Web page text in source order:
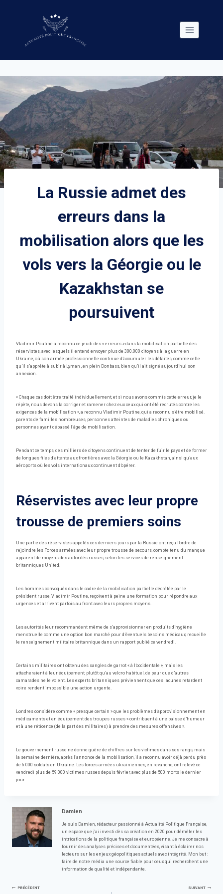
La Russie admet des
erreurs dans la
mobilisation alors que les
vols vers la Géorgie ou le
Kazakhstan se
poursuivent
Vladimir Poutine a reconnu ce jeudi des « erreurs » dans la mobilisation partielle des
réservistes, avec lesquels il entend envoyer plus de 300.000 citoyens à la guerre en
Ukraine, où son armée professionnelle continue d’accumuler les défaites, comme celle
qu’il s’apprête à subir à Lyman , en plein Donbass, bien qu’il ait signé aujourd’hui son
annexion.
« Chaque cas doit être traité individuellement, et si nous avons commis cette erreur, je le
répète, nous devons la corriger et ramener chez eux ceux qui ont été recrutés contre les
exigences de la mobilisation », a reconnu Vladimir Poutine, qui a reconnu s’être mobilisé.
parents de familles nombreuses, personnes atteintes de maladies chroniques ou
personnes ayant dépassé l’âge de mobilisation.
Pendant ce temps, des milliers de citoyens continuent de tenter de fuir le pays et de former
de longues files d’attente aux frontières avec la Géorgie ou le Kazakhstan, ainsi qu’aux
aéroports où les vols internationaux continuent d’opérer.
Réservistes avec leur propre
trousse de premiers soins
Une partie des réservistes appelés ces derniers jours par la Russie ont reçu l’ordre de
rejoindre les Forces armées avec leur propre trousse de secours, compte tenu du manque
apparent de moyens des autorités russes, selon les services de renseignement
britanniques United.
Les hommes convoqués dans le cadre de la mobilisation partielle décrétée par le
président russe, Vladimir Poutine, reçoivent à peine une formation pour répondre aux
urgences et arrivent parfois au front avec leurs propres moyens.
Les autorités leur recommandent même de s’approvisionner en produits d’hygiène
menstruelle comme une option bon marché pour d’éventuels besoins médicaux, recueille
le renseignement militaire britannique dans un rapport publié ce vendredi.
Certains militaires ont obtenu des sangles de garrot « à l’occidentale », mais les
attacheraient à leur équipement, plutôt qu’au velcro habituel, de peur que d’autres
camarades ne le volent. Les experts britanniques préviennent que ces lacunes retardent
voire rendent impossible une action urgente.
Londres considère comme « presque certain » que les problèmes d’approvisionnement en
médicaments et en équipement des troupes russes « contribuent à une baisse d’humeur
et à une réticence (de la part des militaires) à prendre des mesures offensives ».
Le gouvernement russe ne donne guère de chiffres sur les victimes dans ses rangs, mais
la semaine dernière, après l’annonce de la mobilisation, il a reconnu avoir déjà perdu près
de 6 000 soldats en Ukraine. Les forces armées ukrainiennes, en revanche, ont relevé ce
vendredi plus de 59 000 victimes russes depuis février, avec plus de 500 morts le dernier
jour.
Damien
Je suis Damien, rédacteur passionné à Actualité Politique Française,
un espace que j'ai investi dès sa création en 2020 pour démêler les
intrications de la politique française et européenne. Je me consacre à
fournir des analyses précises et documentées, visant à éclairer nos
lecteurs sur les enjeux géopolitiques actuels avec intégrité. Mon but :
faire de notre média une source fiable pour ceux qui recherchent une
information de qualité et indépendante.
PRÉCÉDENT SUIVANT